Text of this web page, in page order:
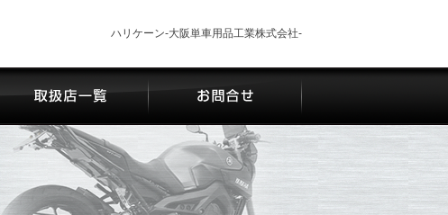
ハリケーン-大阪単車用品工業株式会社-